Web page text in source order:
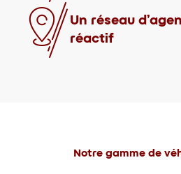
Un réseau
réactif
Notre gamme de